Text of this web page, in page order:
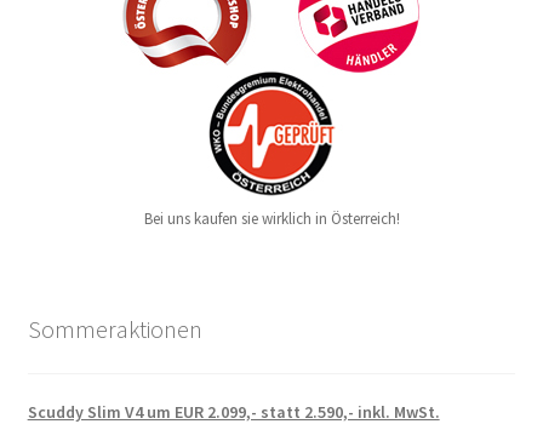
Bei uns kaufen sie wirklich in Österreich!
Sommeraktionen
Scuddy Slim V4 um EUR 2.099,- statt 2.590,- inkl. MwSt.